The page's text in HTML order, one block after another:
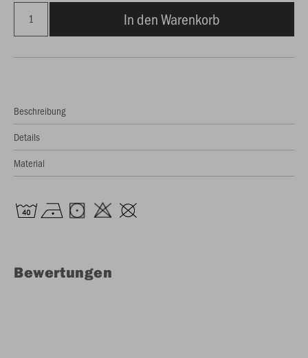
In den Warenkorb
Beschreibung
Details
Material
Bewertungen